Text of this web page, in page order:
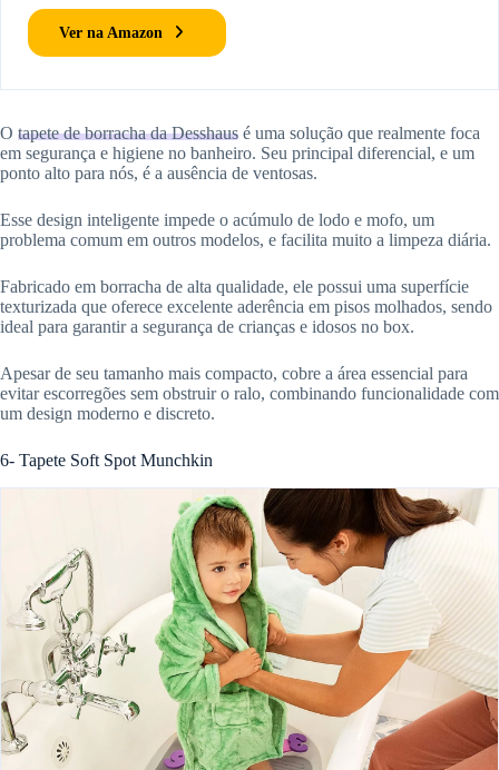
Ver na Amazon
O tapete de borracha da Desshaus é uma solução que realmente foca
em segurança e higiene no banheiro. Seu principal diferencial, e um
ponto alto para nós, é a ausência de ventosas.
Esse design inteligente impede o acúmulo de lodo e mofo, um
problema comum em outros modelos, e facilita muito a limpeza diária.
Fabricado em borracha de alta qualidade, ele possui uma superfície
texturizada que oferece excelente aderência em pisos molhados, sendo
ideal para garantir a segurança de crianças e idosos no box.
Apesar de seu tamanho mais compacto, cobre a área essencial para
evitar escorregões sem obstruir o ralo, combinando funcionalidade com
um design moderno e discreto.
6- Tapete Soft Spot Munchkin